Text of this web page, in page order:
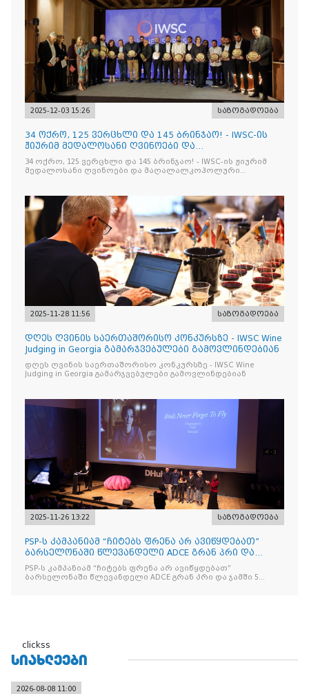
2025-12-03 15:26 საზოგადოება
34 ოქრო, 125 ვერცხლი და 145 ბრინჯაო! - IWSC-ის
ჟიურიმ მედალოსანი ღვინოები და
მაღალალკოჰოლური სასმელე
34 ოქრო, 125 ვერცხლი და 145 ბრინჯაო! - IWSC-ის ჟიურიმ
მედალოსანი ღვინოები და მაღალალკოჰოლური
2025-11-28 11:56 საზოგადოება
დღეს ღვინის საერთაშორისო კონკურსზე - IWSC Wine
Judging in Georgia გამარჯვებულები გამოვლინდებიან
დღეს ღვინის საერთაშორისო კონკურსზე - IWSC Wine
Judging in Georgia გამარჯვებულები გამოვლინდებიან
2025-11-26 13:22 საზოგადოება
PSP-ს კამპანიამ “ჩიტებს ფრენა არ ავიწყდებათ”
ბარსელონაში წლევანდელი ADCE გრან პრი და
ჯამში 5 ჯილდო მ
PSP-ს კამპანიამ “ჩიტებს ფრენა არ ავიწყდებათ”
ბარსელონაში წლევანდელი ADCE გრან პრი და ჯამში 5
clickss
ᲡᲘᲐᲮᲚᲔᲔᲑᲘ
2026-08-08 11:00